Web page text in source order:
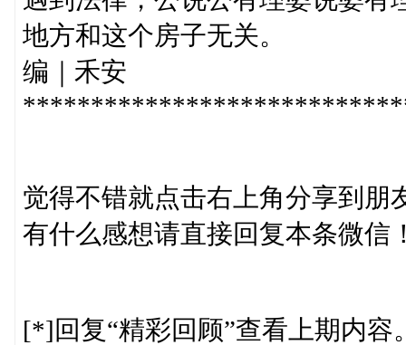
地方和这个房子无关。
编｜禾安
觉得不错就点击右上角分享到朋
有什么感想请直接回复本条微信
[*]回复“精彩回顾”查看上期内容